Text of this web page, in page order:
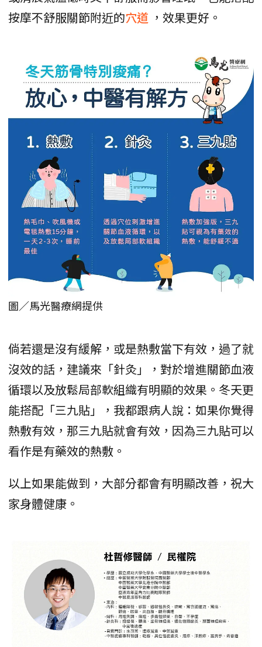
按摩不舒服關節附近的穴道 ，效果更好。
圖／馬光醫療網提供
倘若還是沒有緩解，或是熱敷當下有效，過了就
沒效的話，建議來「針灸」，對於增進關節血液
循環以及放鬆局部軟組織有明顯的效果。冬天更
能搭配「三九貼」，我都跟病人說：如果你覺得
熱敷有效，那三九貼就會有效，因為三九貼可以
看作是有藥效的熱敷。
以上如果能做到，大部分都會有明顯改善，祝大
家身體健康。